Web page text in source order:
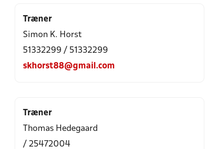
Træner
Simon K. Horst
51332299 / 51332299
skhorst88@gmail.com
Træner
Thomas Hedegaard
/ 25472004